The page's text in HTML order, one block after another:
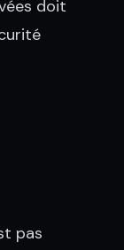
doit
pas